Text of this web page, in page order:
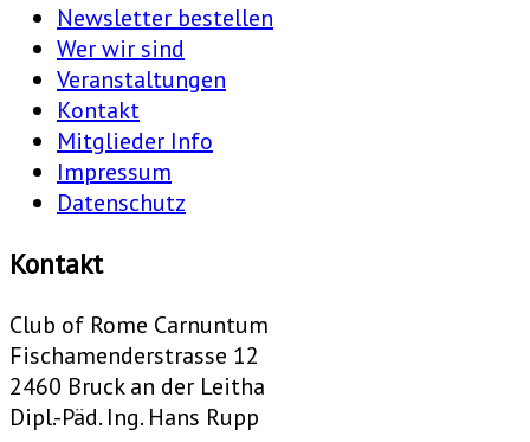
Newsletter bestellen
Wer wir sind
Veranstaltungen
Kontakt
Mitglieder Info
Impressum
Datenschutz
Kontakt
Club of Rome Carnuntum
Fischamenderstrasse 12
2460 Bruck an der Leitha
Dipl.-Päd. Ing. Hans Rupp